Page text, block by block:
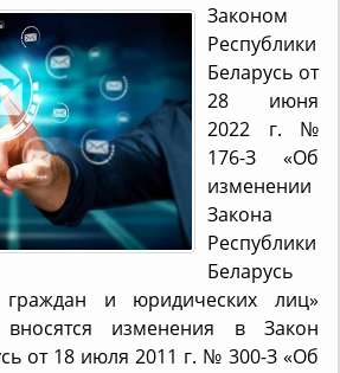
Законом
Республики
Беларусь от
28 июня
2022 г. №
176-З «Об
изменении
Закона
Республики
Беларусь
и юридических лиц»
изменения в Закон
от 18 июля 2011 г. № 300-З «Об